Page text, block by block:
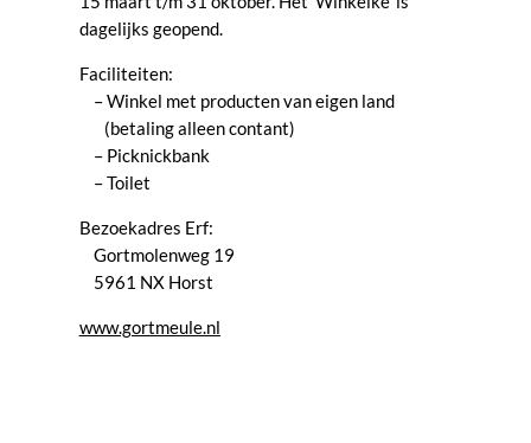
dagelijks geopend.
Faciliteiten:
– Winkel met producten van eigen land
(betaling alleen contant)
– Picknickbank
– Toilet
Bezoekadres Erf:
Gortmolenweg 19
5961 NX Horst
www.gortmeule.nl